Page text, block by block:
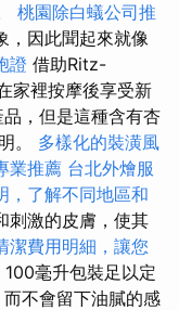
桃園除白蟻公司推
，因此聞起來就像
證 借助Ritz-
家裡按摩後享受新
，但是這種含有杏
。 多樣化的裝潢風
業推薦 台北外燴服
，了解不同地區和
刺激的皮膚，使其
潔費用明細，讓您
100毫升包裝足以定
不會留下油膩的感